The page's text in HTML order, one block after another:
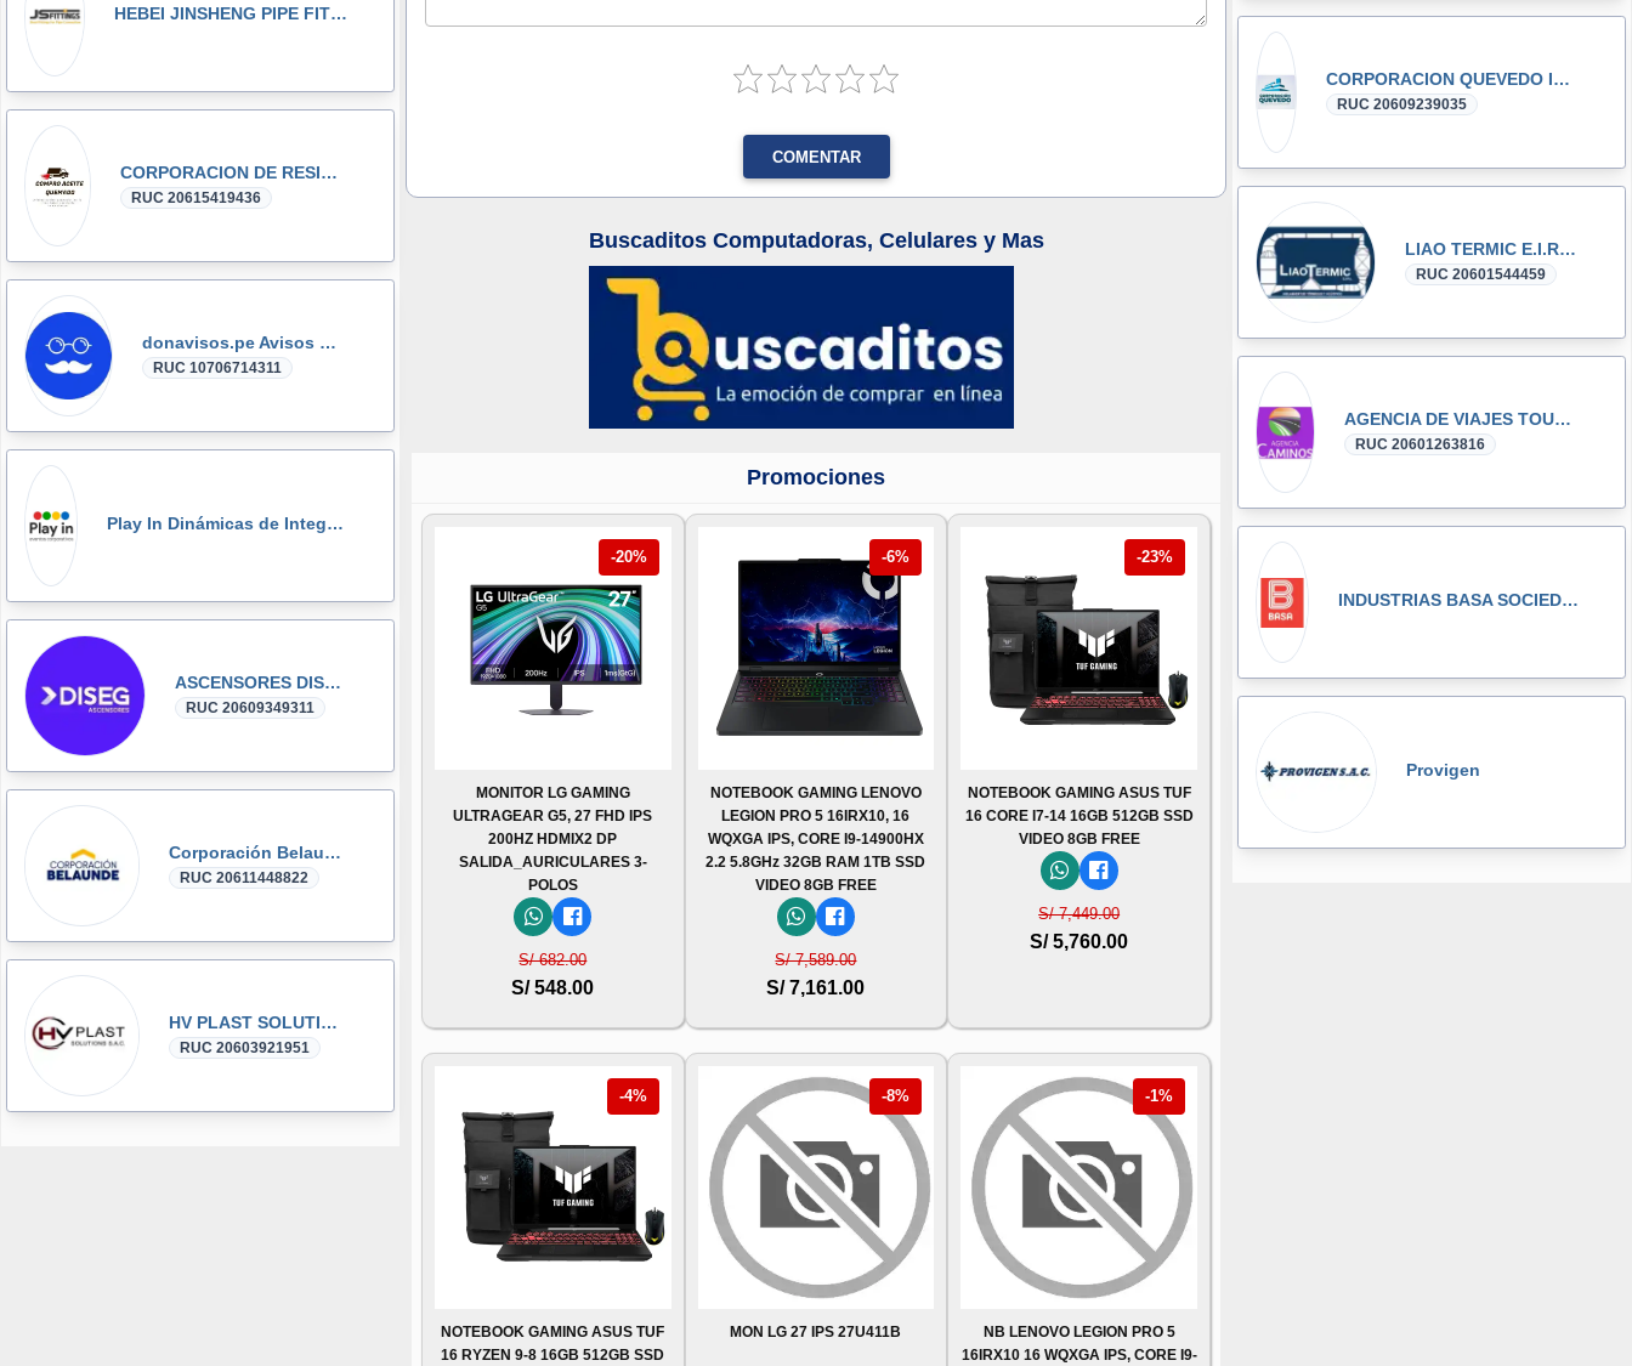
HEBEI JINSHENG PIPE FITTING MANUFACTURING CO., LT
CORPORACION DE RESIDUOS SEGOVIA.PERU SAC
RUC 20615419436
donavisos.pe Avisos Clasificados
RUC 10706714311
Play In Dinámicas de Integración, Gymkanas, Eventos Corporativos
ASCENSORES DISEG
RUC 20609349311
Corporación Belaunde
RUC 20611448822
HV PLAST SOLUTIONS
RUC 20603921951
COMENTAR
Buscaditos Computadoras, Celulares y Mas
Promociones
-20%
MONITOR LG GAMING
ULTRAGEAR G5, 27 FHD IPS
200HZ HDMIX2 DP
SALIDA_AURICULARES 3-
POLOS
S/ 682.00
S/ 548.00
-6%
NOTEBOOK GAMING LENOVO
LEGION PRO 5 16IRX10, 16
WQXGA IPS, CORE I9-14900HX
2.2 5.8GHz 32GB RAM 1TB SSD
VIDEO 8GB FREE
S/ 7,589.00
S/ 7,161.00
-23%
NOTEBOOK GAMING ASUS TUF
16 CORE I7-14 16GB 512GB SSD
VIDEO 8GB FREE
S/ 7,449.00
S/ 5,760.00
-4%
NOTEBOOK GAMING ASUS TUF
16 RYZEN 9-8 16GB 512GB SSD
-8%
MON LG 27 IPS 27U411B
-1%
NB LENOVO LEGION PRO 5
16IRX10 16 WQXGA IPS, CORE I9-
CORPORACION QUEVEDO INMOBILIARIA & CONSTRUCTORA SOCIEDAD ANONIMA CERRADA
RUC 20609239035
LIAO TERMIC E.I.R.L.
RUC 20601544459
AGENCIA DE VIAJES TOURS CAMINOS SUR TRAVEL S.R.L.
RUC 20601263816
INDUSTRIAS BASA SOCIEDAD ANONIMA CERRADA-INDUBASA S.A.C.
Provigen